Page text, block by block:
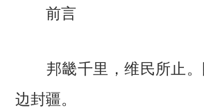
前言
邦畿千里，维民所止。
边封疆。